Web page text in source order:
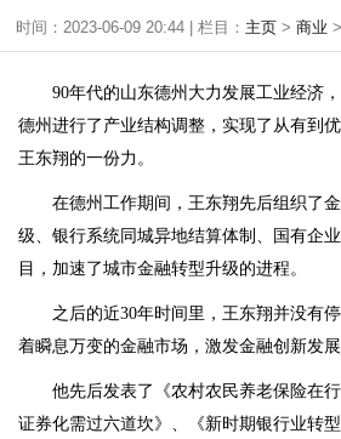
时间：2023-06-09 20:44 | 栏目： 主页 > 商业
90年代的山东德州大力发展工业经济
德州进行了产业结构调整，实现了从有到
王东翔的一份力。
在德州工作期间，王东翔先后组织了
级、银行系统同城异地结算体制、国有企
目，加速了城市金融转型升级的进程。
之后的近30年时间里，王东翔并没有
着瞬息万变的金融市场，激发金融创新发展
他先后发表了《农村农民养老保险在
证券化需过六道坎》、《新时期银行业转